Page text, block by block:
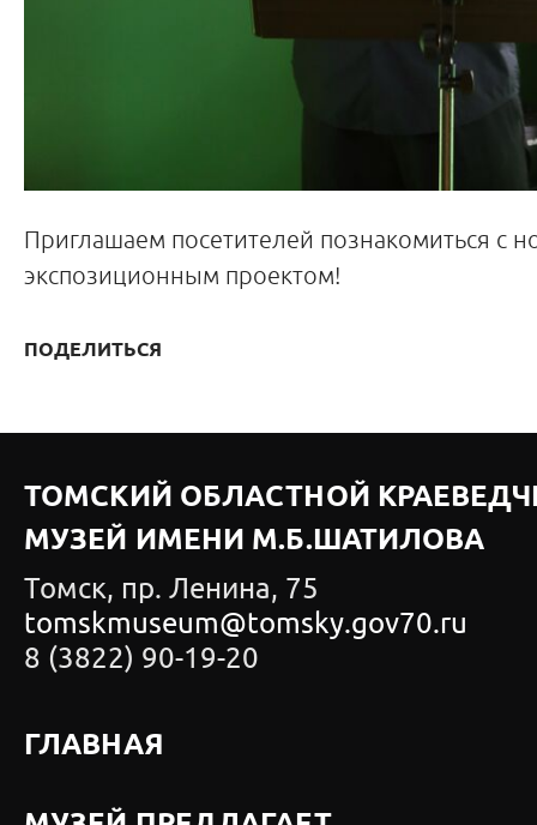
Приглашаем посетителей познакомиться с
экспозиционным проектом!
ПОДЕЛИТЬСЯ
ТОМСКИЙ ОБЛАСТНОЙ
МУЗЕЙ ИМЕНИ М.Б.ШАТИЛОВА
Томск, пр. Ленина, 75
tomskmuseum@tomsky.gov70.ru
8 (3822) 90-19-20
ГЛАВНАЯ